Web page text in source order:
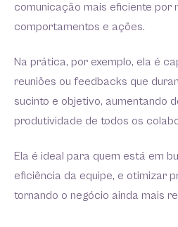
comunicação mais eficiente por
comportamentos e ações.
Na prática, por exemplo, ela é
reuniões ou feedbacks que
sucinto e objetivo, aumentando
produtividade de todos os
Ela é ideal para quem está em
eficiência da equipe, e otimizar
tornando o negócio ainda mais